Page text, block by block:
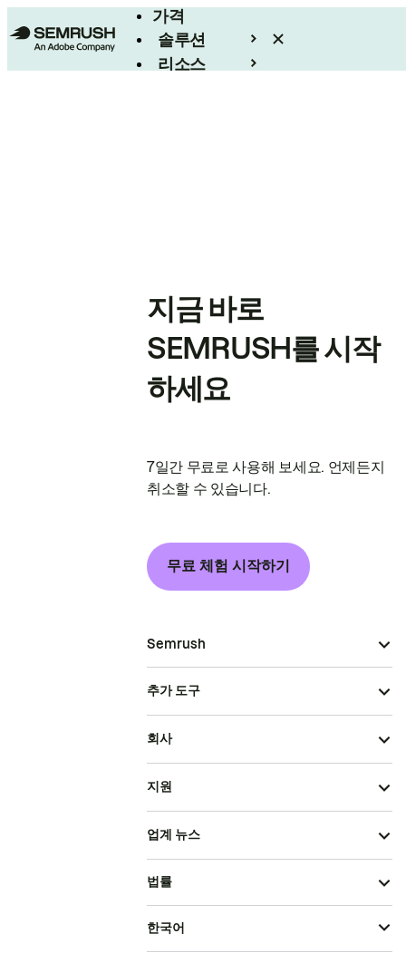
가격
솔루션
리소스
지금 바로
SEMRUSH를 시작
하세요
7일간 무료로 사용해 보세요. 언제든지
취소할 수 있습니다.
무료 체험 시작하기
Semrush
추가 도구
회사
지원
업계 뉴스
법률
한국어